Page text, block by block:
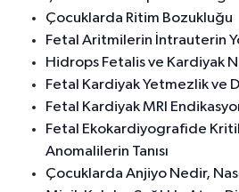
Çocuklarda Ritim Bozukluğu
Fetal Aritmilerin İntrauterin
Hidrops Fetalis ve Kardiyak
Fetal Kardiyak Yetmezlik ve
Fetal Kardiyak MRI
Fetal Ekokardiyografide
Anomalilerin Tanısı
Çocuklarda Anjiyo Nedir,